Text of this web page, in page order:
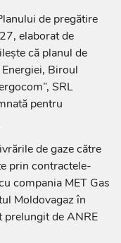
de pregătire
elaborat de
că planul de
Biroul
SRL
pentru
de gaze către
prin contractele-
compania MET Gas
Moldovagaz în
prelungit de ANRE